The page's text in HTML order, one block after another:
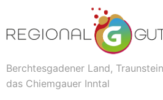
Berchtesgadener Land,
das Chiemgauer Inntal